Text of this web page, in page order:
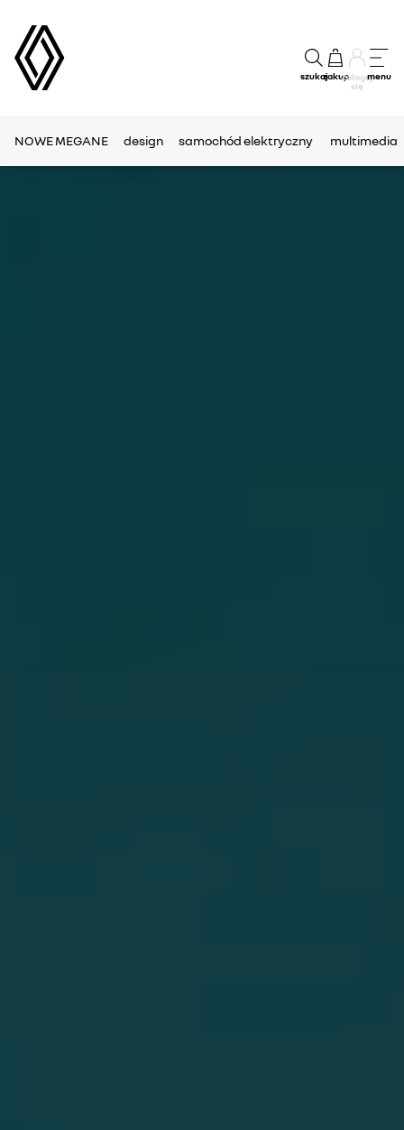
szukajzakupZaloguj
się
menu
NOWE MEGANE design samochód elektryczny multimedia